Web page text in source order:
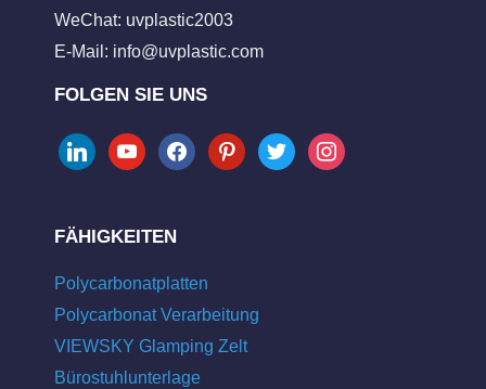
WeChat: uvplastic2003
E-Mail: info@uvplastic.com
FOLGEN SIE UNS
linkedinyoutubefacebookpinteresttwitter instagram
FÄHIGKEITEN
Polycarbonatplatten
Polycarbonat Verarbeitung
VIEWSKY Glamping Zelt
Bürostuhlunterlage